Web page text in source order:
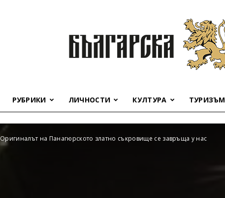
РУБРИКИ ЛИЧНОСТИ КУЛТУРА ТУРИЗЪМ
Оригиналът на Панагюрското златно съкровище се завръща у нас